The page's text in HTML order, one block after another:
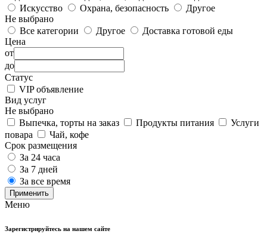
Искусство
Охрана, безопасность
Другое
Не выбрано
Все категории
Другое
Доставка готовой еды
Цена
от
до
Статус
VIP объявление
Вид услуг
Не выбрано
Выпечка, торты на заказ
Продукты питания
Услуги
повара
Чай, кофе
Срок размещения
За 24 часа
За 7 дней
За все время
Применить
Меню
Зарегистрируйтесь на нашем сайте